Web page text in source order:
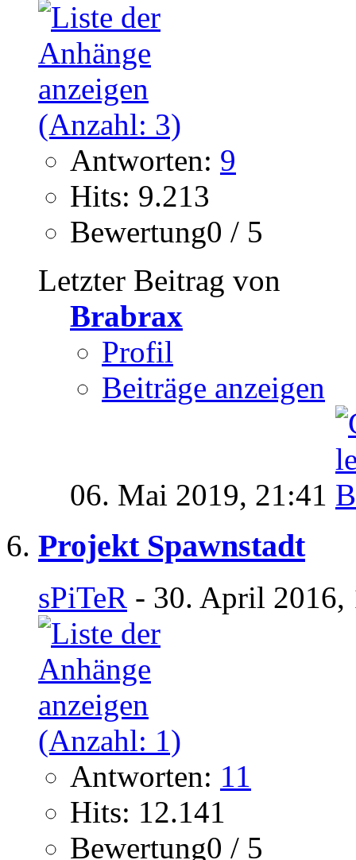
Antworten: 9
Hits: 9.213
Bewertung0 / 5
Letzter Beitrag von
Brabrax
Profil
Beiträge anzeigen
06. Mai 2019, 21:41
Projekt Spawnstadt
sPiTeR - 30. April 2016,
Antworten: 11
Hits: 12.141
Bewertung0 / 5